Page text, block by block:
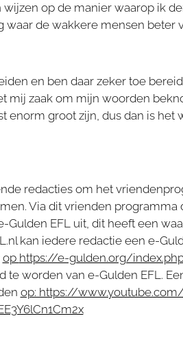
op de manier waarop ik
waar de wakkere mensen beter
en ben daar zeker toe
mij zaak om mijn woorden
enorm groot zijn, dus dan is het
redacties om het
Via dit vrienden programma
Gulden EFL uit, dit heeft een
kan iedere redactie een e-
op https://e-gulden.org/
te worden van e-Gulden EFL.
op: https://